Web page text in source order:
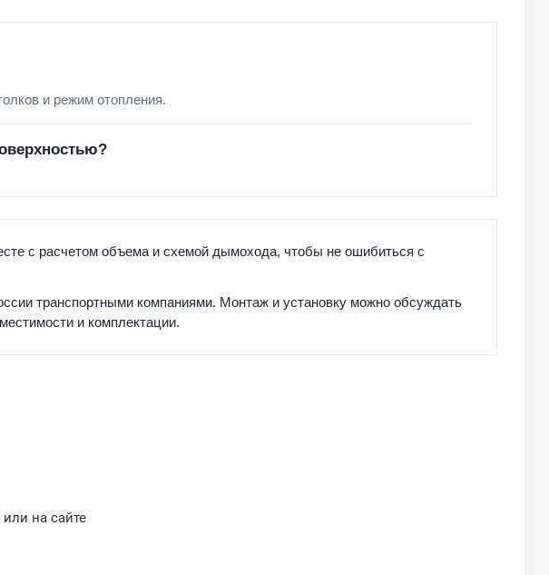
и режим отопления.
с расчетом объема и схемой дымохода, чтобы не ошибиться с
транспортными компаниями. Монтаж и установку можно обсуждать
и комплектации.
на сайте